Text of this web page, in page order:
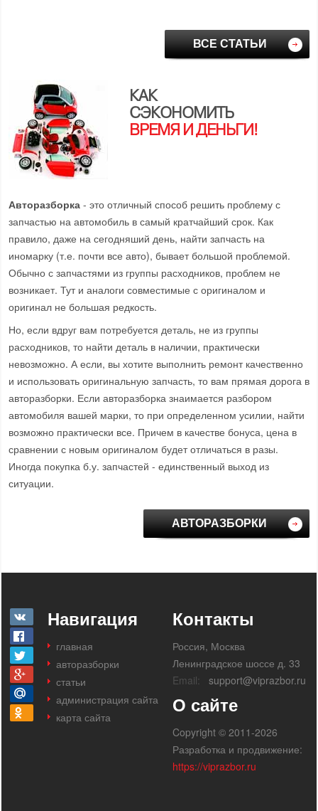
ВСЕ СТАТЬИ
КАК
СЭКОНОМИТЬ
ВРЕМЯ И ДЕНЬГИ!
Авторазборка - это отличный способ решить проблему с
запчастью на автомобиль в самый кратчайший срок. Как
правило, даже на сегодняший день, найти запчасть на
иномарку (т.е. почти все авто), бывает большой проблемой.
Обычно с запчастями из группы расходников, проблем не
возникает. Тут и аналоги совместимые с оригиналом и
оригинал не большая редкость.
Но, если вдруг вам потребуется деталь, не из группы
расходников, то найти деталь в наличии, практически
невозможно. А если, вы хотите выполнить ремонт качественно
и использовать оригинальную запчасть, то вам прямая дорога в
авторазборки. Если авторазборка знаимается разбором
автомобиля вашей марки, то при определенном усилии, найти
возможно практически все. Причем в качестве бонуса, цена в
сравнении с новым оригиналом будет отличаться в разы.
Иногда покупка б.у. запчастей - единственный выход из
ситуации.
АВТОРАЗБОРКИ
Навигация
главная
авторазборки
статьи
администрация сайта
карта сайта
Контакты
Россия, Москва
Ленинградское шоссе д. 33
Email:
support@viprazbor.ru
О сайте
Copyright © 2011-2026
Разработка и продвижение:
https://viprazbor.ru